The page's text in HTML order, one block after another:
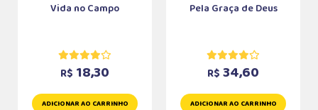
Vida no Campo
R$ 18,30
ADICIONAR AO CARRINHO
Pela Graça de Deus
R$ 34,60
ADICIONAR AO CARRINHO